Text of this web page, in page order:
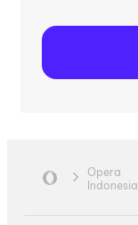
Opera
Indonesia